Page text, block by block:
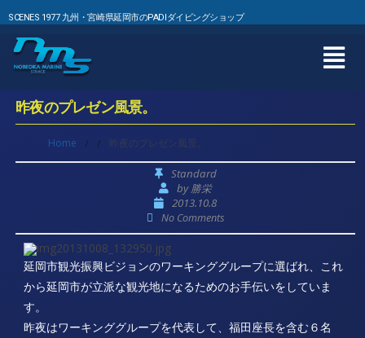
SCENES 1977 九州・宮崎県延岡市のPADIダイビングショップ
昨夜のプレゼン風景。
Home / / 昨夜のプレゼン風景。
Standard
by勝栄
2013.10.8
No Comments
延岡市観光振興ビジョンのワーキンググループに選ばれ、これ
から延岡市が立派な観光地になるためのお手伝いをしていま
す。
昨夜はワーキンググループを代表して、福田座長を含む６名